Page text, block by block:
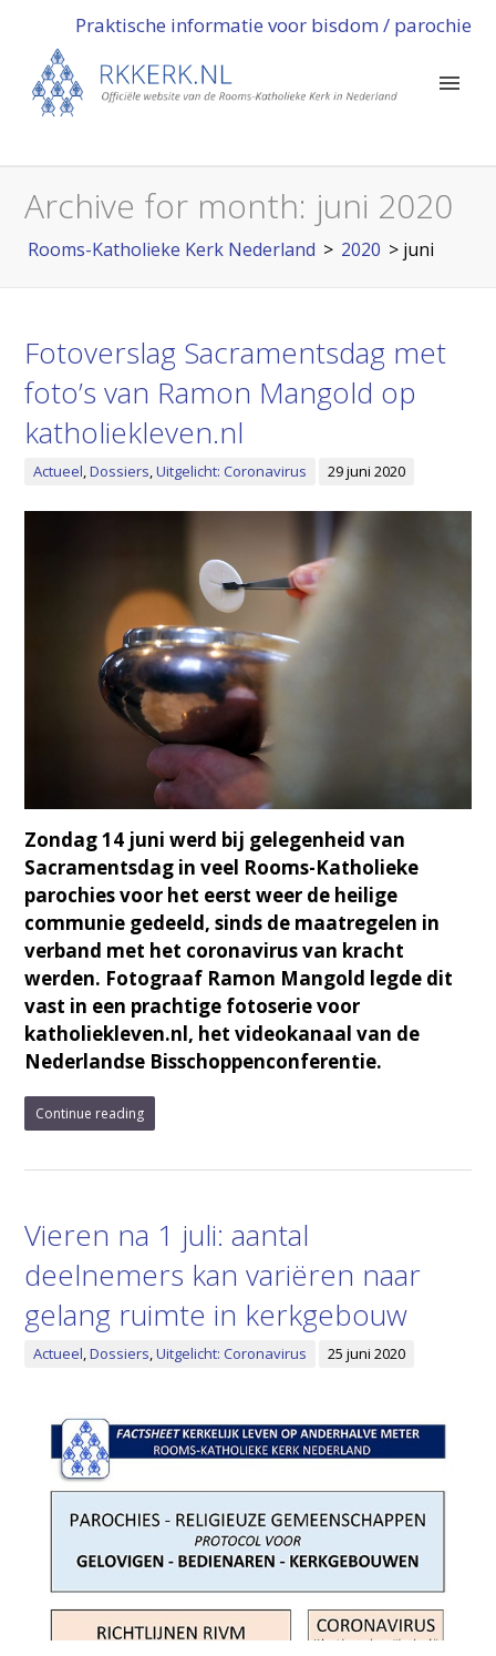
Praktische informatie voor bisdom / parochie
Archive for month: juni 2020
Rooms-Katholieke Kerk Nederland > 2020 > juni
Fotoverslag Sacramentsdag met
foto’s van Ramon Mangold op
katholiekleven.nl
Actueel,Dossiers,Uitgelicht: Coronavirus 29 juni 2020
Zondag 14 juni werd bij gelegenheid van
Sacramentsdag in veel Rooms-Katholieke
parochies voor het eerst weer de heilige
communie gedeeld, sinds de maatregelen in
verband met het coronavirus van kracht
werden. Fotograaf Ramon Mangold legde dit
vast in een prachtige fotoserie voor
katholiekleven.nl, het videokanaal van de
Nederlandse Bisschoppenconferentie.
Continue reading
Vieren na 1 juli: aantal
deelnemers kan variëren naar
gelang ruimte in kerkgebouw
Actueel,Dossiers,Uitgelicht: Coronavirus 25 juni 2020